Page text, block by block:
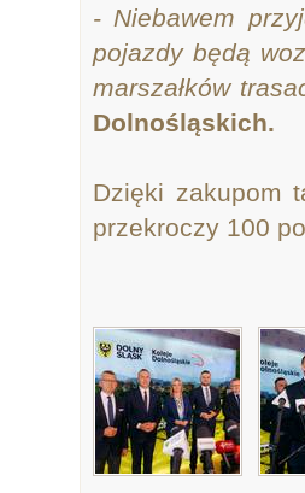
- Niebawem
pojazdy będą
marszałków
Dolnośląskich.
Dzięki zakupom
przekroczy 100